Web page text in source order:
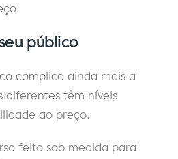
público
complica ainda mais a
diferentes têm níveis
ao preço.
feito sob medida para